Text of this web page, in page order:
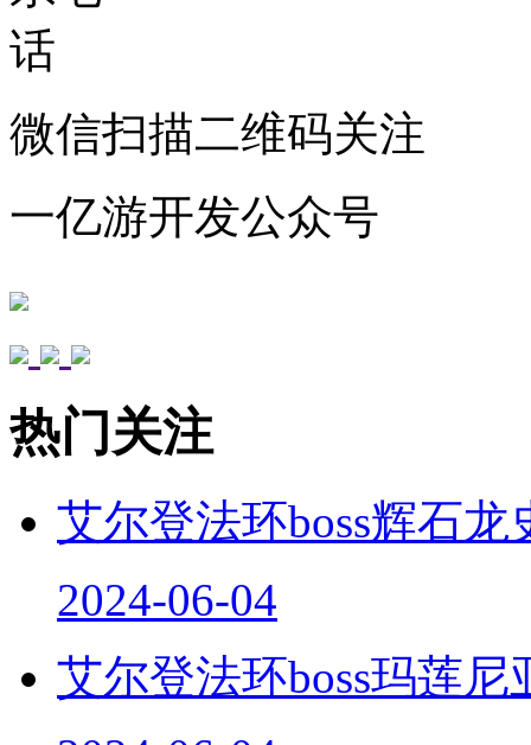
微信扫描二维码关注
一亿游开发公众号
热门关注
艾尔登法环boss辉石龙
2024-06-04
艾尔登法环boss玛莲尼